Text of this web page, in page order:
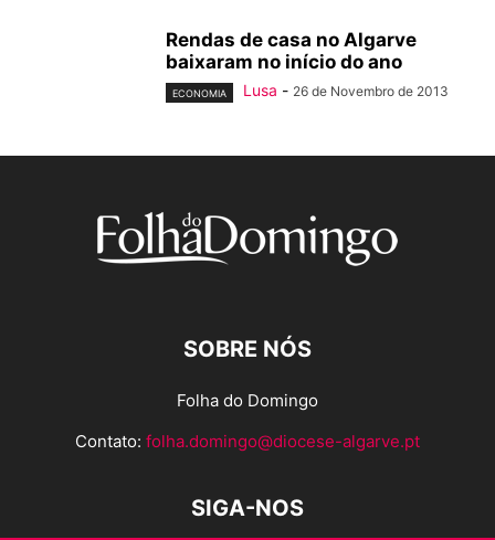
Rendas de casa no Algarve
baixaram no início do ano
ECONOMIA Lusa - 26 de Novembro de 2013
SOBRE NÓS
Folha do Domingo
Contato: folha.domingo@diocese-algarve.pt
SIGA-NOS